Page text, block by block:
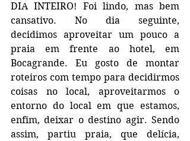
DIA INTEIRO! Foi lindo, mas bem
cansativo. No dia seguinte,
decidimos aproveitar um pouco a
praia em frente ao hotel, em
Bocagrande. Eu gosto de montar
roteiros com tempo para decidirmos
coisas no local, aproveitarmos o
entorno do local em que estamos,
enfim, deixar o destino agir. Sendo
assim, partiu praia, que delícia,